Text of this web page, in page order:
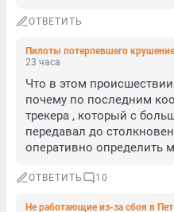
ОТВЕТИТЬ
23 часа
Что в этом
почему по последним
трекера , который с
передавал до
оперативно определить
ОТВЕТИТЬ 10